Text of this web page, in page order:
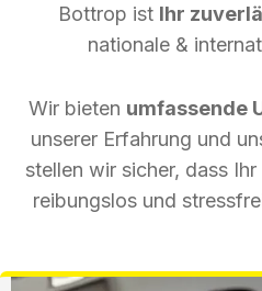
Bottrop ist Ihr
nationale &
Wir bieten umfassende
unserer Erfahrung und
stellen wir sicher, dass
reibungslos und